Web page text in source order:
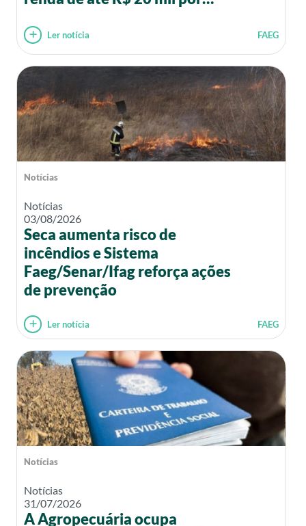
Ler notícia FAEG
Notícias
Notícias
03/08/2026
Seca aumenta risco de
incêndios e Sistema
Faeg/Senar/Ifag reforça ações
de prevenção
Ler notícia FAEG
Notícias
Notícias
31/07/2026
A Agropecuária ocupa